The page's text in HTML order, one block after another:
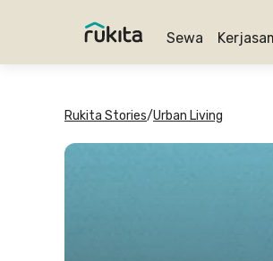
Sewa
Rukita Stories/Urban Living